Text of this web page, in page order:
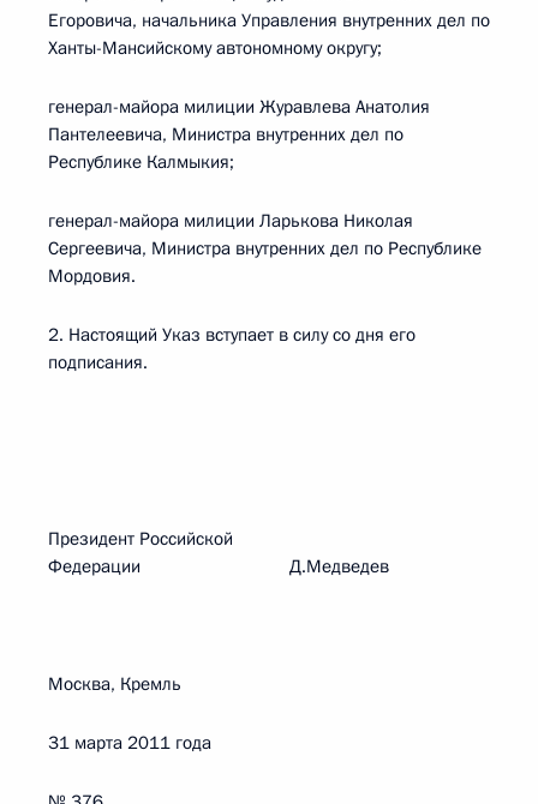
Егоровича, начальника Управления внутренних дел по
Ханты-Мансийскому автономному округу;
генерал-майора милиции Журавлева Анатолия
Пантелеевича, Министра внутренних дел по
Республике Калмыкия;
генерал-майора милиции Ларькова Николая
Сергеевича, Министра внутренних дел по Республике
Мордовия.
2. Настоящий Указ вступает в силу со дня его
подписания.
Президент Российской
Федерации Д.Медведев
Москва, Кремль
31 марта 2011 года